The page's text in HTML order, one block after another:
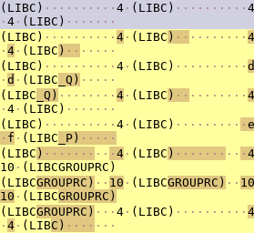
(LIBC) · · · · · · · · · · 4 · (LIBC) · · · · · · · · · · 4
· 4 · (LIBC) · · · · · · ·
(LIBC) · · · · · · · · · · 4 · (LIBC ) · · · · · · · · · · 4
· 4 · (LIBC ) · · · · · · ·
(LIBC) · · · · · · · · · · 4 · (LIBC) · · · · · · · · · · d
· d · (LIBC _Q) · · · · ·
(LIBC _Q) · · · · · · · · 4 · (LIBC ) · · · · · · · · · · 4
· 4 · (LIBC) · · · · · · ·
(LIBC) · · · · · · · · · · 4 · (LIBC) · · · · · · · · · · e
· f · (LIBC _P) · · · · ·
(LIBC ) · · · · · · · · · · 4 · (LIBC ) · · · · · · · · · · 4
10 · (LIBCGROUPRC)
(LIBCGROUPRC) · · 10 · (LIBCGROUPRC) · · 10
10 · (LIBCGROUPRC)
(LIBCGROUPRC) · · · 4 · (LIBC) · · · · · · · · · · 4
· 4 · (LIBC) · · · · · · ·